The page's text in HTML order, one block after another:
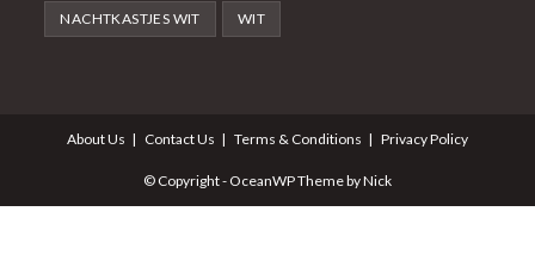
NACHTKASTJES WIT WIT
About Us Contact Us Terms & Conditions Privacy Policy
© Copyright - OceanWP Theme by Nick